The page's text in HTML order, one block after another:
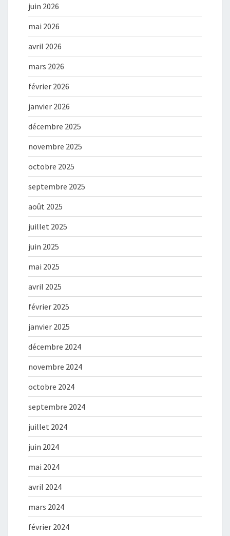
juin 2026
mai 2026
avril 2026
mars 2026
février 2026
janvier 2026
décembre 2025
novembre 2025
octobre 2025
septembre 2025
août 2025
juillet 2025
juin 2025
mai 2025
avril 2025
février 2025
janvier 2025
décembre 2024
novembre 2024
octobre 2024
septembre 2024
juillet 2024
juin 2024
mai 2024
avril 2024
mars 2024
février 2024